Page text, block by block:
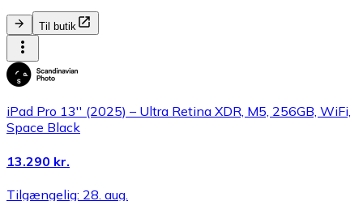
Til butik
iPad Pro 13'' (2025) – Ultra Retina XDR, M5, 256GB, WiFi,
Space Black
13.290 kr.
Tilgængelig: 28. aug.